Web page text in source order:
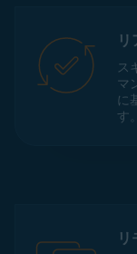
ス
マ
に
す。